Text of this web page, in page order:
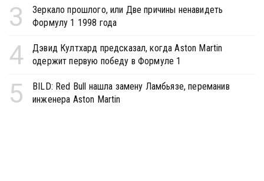
3
Зеркало прошлого, или Две причины ненавидеть
Формулу 1 1998 года
4
Дэвид Култхард предсказал, когда Aston Martin
одержит первую победу в Формуле 1
5
BILD: Red Bull нашла замену Ламбьязе, переманив
инженера Aston Martin